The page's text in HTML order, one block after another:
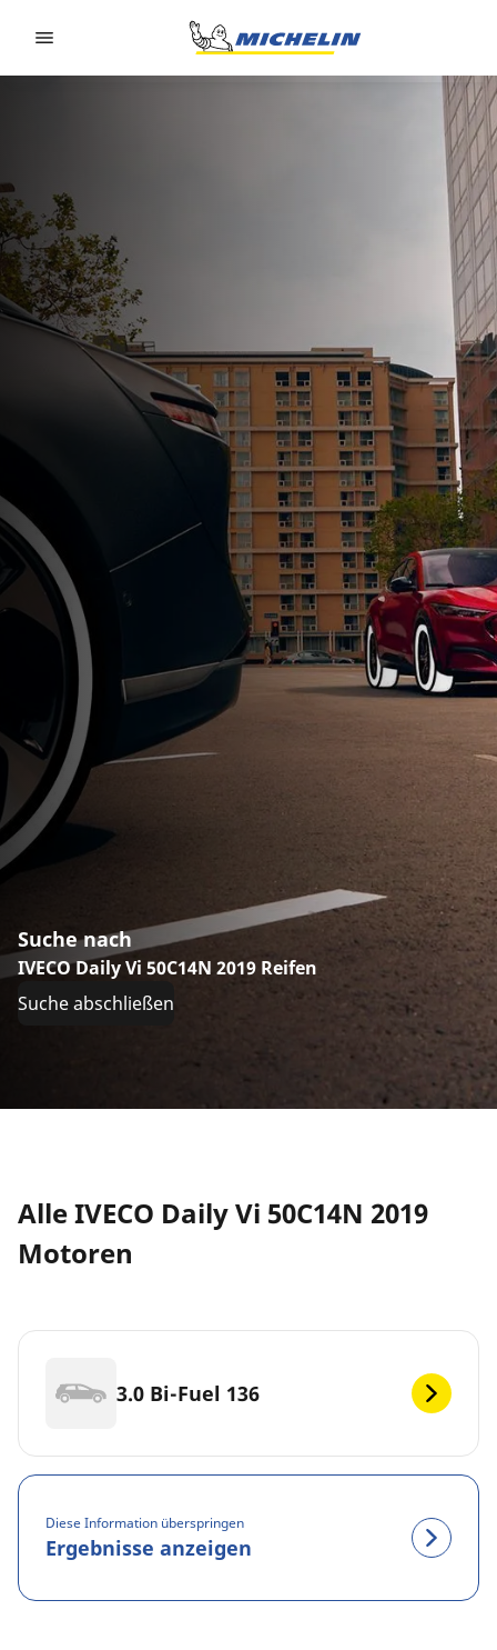
Suche nach
IVECO Daily Vi 50C14N 2019 Reifen
Suche abschließen
Alle IVECO Daily Vi 50C14N 2019
Motoren
3.0 Bi-Fuel 136
Diese Information überspringen
Ergebnisse anzeigen